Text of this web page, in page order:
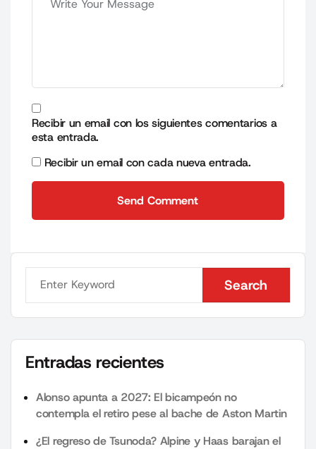
Recibir un email con los siguientes comentarios a
esta entrada.
Recibir un email con cada nueva entrada.
Send Comment
Search
Search
Entradas recientes
Alonso apunta a 2027: El bicampeón no
contempla el retiro pese al bache de Aston Martin
¿El regreso de Tsunoda? Alpine y Haas barajan el